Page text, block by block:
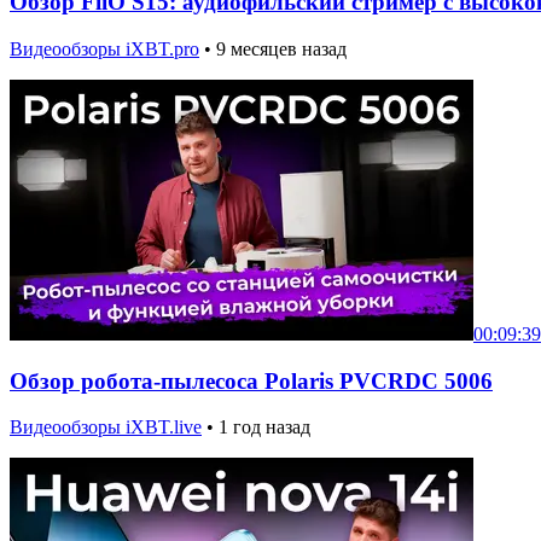
Видеообзоры iXBT.pro • 9 месяцев назад
00:09:39
Обзор робота-пылесоса Polaris PVCRDC 5006
Видеообзоры iXBT.live • 1 год назад